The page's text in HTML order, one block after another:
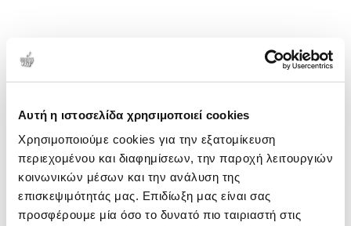
Αυτή η ιστοσελίδα χρησιμοποιεί cookies
Χρησιμοποιούμε cookies για την εξατομίκευση
περιεχομένου και διαφημίσεων, την παροχή λειτουργιών
κοινωνικών μέσων και την ανάλυση της
επισκεψιμότητάς μας. Επιδίωξη μας είναι σας
προσφέρουμε μία όσο το δυνατό πιο ταιριαστή στις